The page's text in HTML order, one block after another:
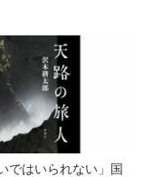
ではいられない」国